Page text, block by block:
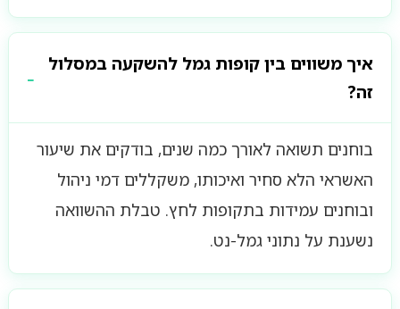
איך משווים בין קופות גמל להשקעה במסלול
זה?
בוחנים תשואה לאורך כמה שנים, בודקים את שיעור
האשראי הלא סחיר ואיכותו, משקללים דמי ניהול
ובוחנים עמידות בתקופות לחץ. טבלת ההשוואה
נשענת על נתוני גמל-נט.